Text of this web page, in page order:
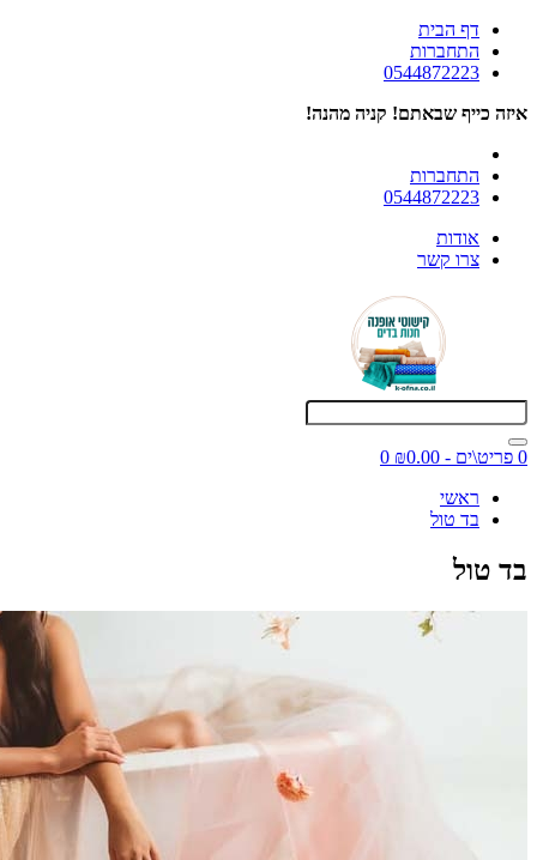
דף הבית
התחברות
0544872223
איזה כייף שבאתם! קניה מהנה!
התחברות
0544872223
אודות
צרו קשר
0 פריט\ים - ₪0.00
0
ראשי
בד טול
בד טול